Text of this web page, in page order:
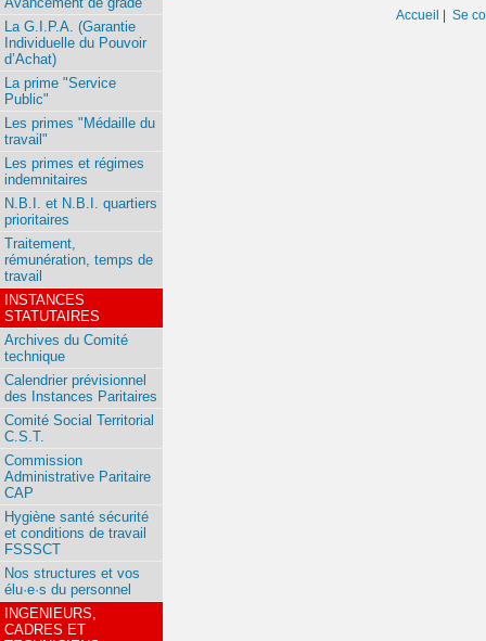
La G.I.P.A. (Garantie
Individuelle du Pouvoir
d’Achat)
La prime "Service
Public"
Les primes "Médaille du
travail"
Les primes et régimes
indemnitaires
N.B.I. et N.B.I. quartiers
prioritaires
Traitement,
rémunération, temps de
travail
INSTANCES
STATUTAIRES
Archives du Comité
technique
Calendrier prévisionnel
des Instances Paritaires
Comité Social Territorial
C.S.T.
Commission
Administrative Paritaire
CAP
Hygiène santé sécurité
et conditions de travail
FSSSCT
Nos structures et vos
élu·e·s du personnel
INGENIEURS,
CADRES ET
Accueil |Se